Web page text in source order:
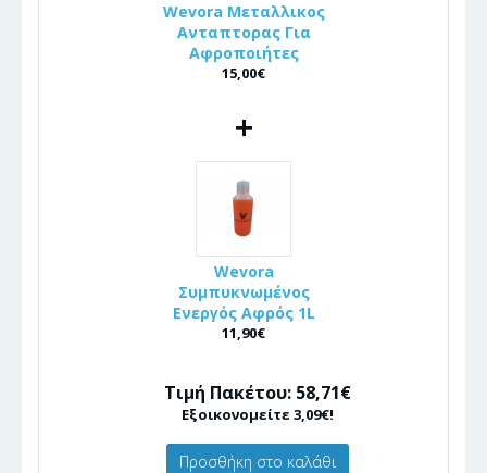
Wevora Μεταλλικος
Ανταπτορας Για
Αφροποιήτες
15,00€
+
Wevora
Συμπυκνωμένος
Ενεργός Αφρός 1L
11,90€
Τιμή Πακέτου: 58,71€
Εξοικονομείτε 3,09€!
Προσθήκη στο καλάθι